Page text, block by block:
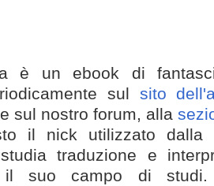
è un ebook di
sul sito
sul nostro forum, alla
il nick utilizzato dalla
traduzione e
il suo campo di